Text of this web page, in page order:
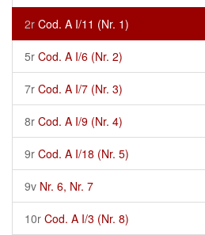
2r Cod. A I/11 (Nr. 1)
5r Cod. A I/6 (Nr. 2)
7r Cod. A I/7 (Nr. 3)
8r Cod. A I/9 (Nr. 4)
9r Cod. A I/18 (Nr. 5)
9v Nr. 6, Nr. 7
10r Cod. A I/3 (Nr. 8)